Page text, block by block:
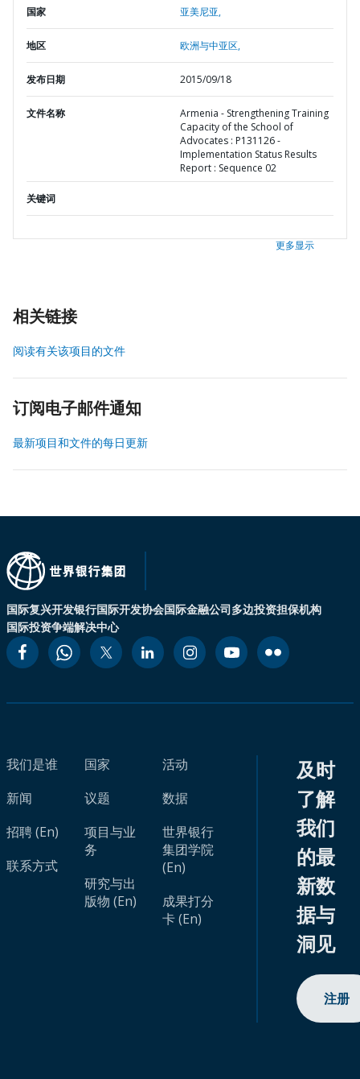
国家 亚美尼亚,
地区 欧洲与中亚区,
发布日期 2015/09/18
文件名称
Armenia - Strengthening Training
Capacity of the School of
Advocates : P131126 -
Implementation Status Results
Report : Sequence 02
关键词
更多显示
相关链接
阅读有关该项目的文件
订阅电子邮件通知
最新项目和文件的每日更新
国际复兴开发银行国际开发协会国际金融公司多边投资担保机构
国际投资争端解决中心
我们是谁
新闻
招聘 (En)
联系方式
国家
议题
项目与业
务
研究与出
版物 (En)
活动
数据
世界银行
集团学院
(En)
成果打分
卡 (En)
及时
了解
我们
的最
新数
据与
洞见
注册